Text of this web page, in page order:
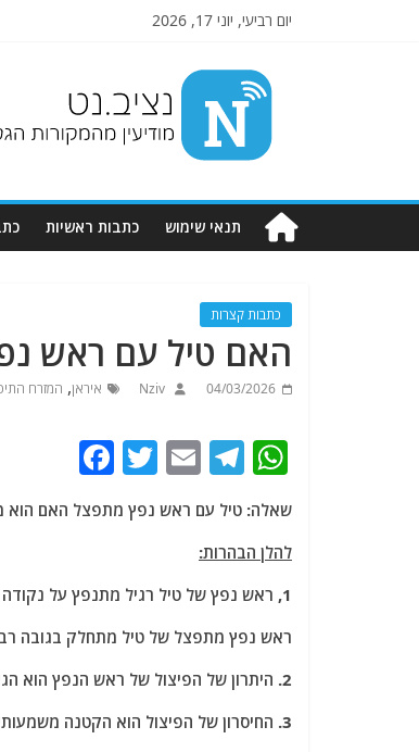
יום רביעי, יוני 17, 2026
Nziv.net
מודיעין
מהמקורות
תנאי שימוש כתבות ראשיות
כתבות קצרות
האם טיל עם ראש
04/03/2026
Nziv איראן, המזרח
W
at
s
A
p
p
T
e
g
ra
m
E
ai
T
itt
a
c
b
o
o
k
שאלה: טיל עם ראש נפץ מתפצל האם הוא
להלן הבהרות:
1, ראש נפץ של טיל רגיל מתנפץ על נקודה אחת על הקרקע.
ראש נפץ מתפצל של טיל מתחלק בגובה
2. היתרון של הפיצול של ראש הנפץ הוא הגידול בסיכוי לפגוע ביעד ולגרום להרג, נפגעים ונזק.
3. החיסרון של הפיצול הוא הקטנה משמעותית של עוצמת הפיצוץ.